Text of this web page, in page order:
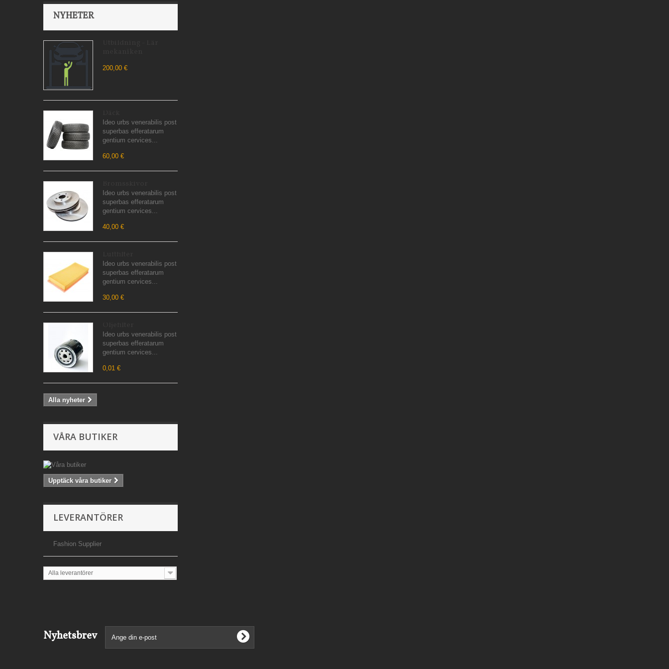
NYHETER
200,00 €
Ideo urbs venerabilis post
superbas efferatarum
gentium cervices...
60,00 €
Ideo urbs venerabilis post
superbas efferatarum
gentium cervices...
40,00 €
Ideo urbs venerabilis post
superbas efferatarum
gentium cervices...
30,00 €
Ideo urbs venerabilis post
superbas efferatarum
gentium cervices...
0,01 €
Alla nyheter
VÅRA BUTIKER
Upptäck våra butiker
LEVERANTÖRER
Fashion Supplier
Alla leverantörer
Nyhetsbrev